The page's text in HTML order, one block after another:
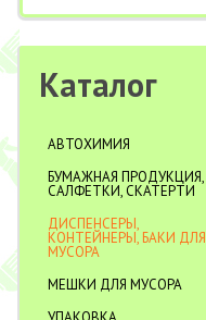
Каталог
АВТОХИМИЯ
БУМАЖНАЯ ПРОДУКЦИЯ,
САЛФЕТКИ, СКАТЕРТИ
ДИСПЕНСЕРЫ,
КОНТЕЙНЕРЫ, БАКИ ДЛЯ
МУСОРА
МЕШКИ ДЛЯ МУСОРА